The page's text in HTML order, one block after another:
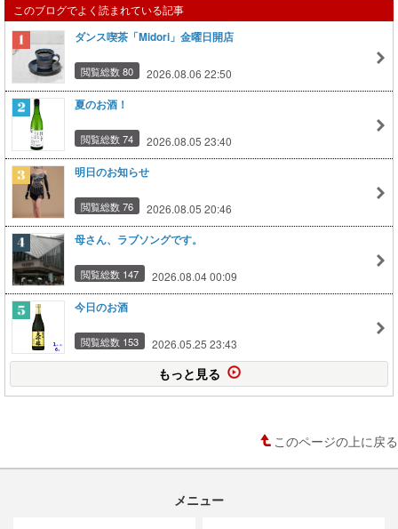
このブログでよく読まれている記事
ダンス喫茶「Midori」金曜日開店
閲覧総数 80 2026.08.06 22:50
夏のお酒！
閲覧総数 74 2026.08.05 23:40
明日のお知らせ
閲覧総数 76 2026.08.05 20:46
母さん、ラブソングです。
閲覧総数 147 2026.08.04 00:09
今日のお酒
閲覧総数 153 2026.05.25 23:43
もっと見る
このページの上に戻る
メニュー